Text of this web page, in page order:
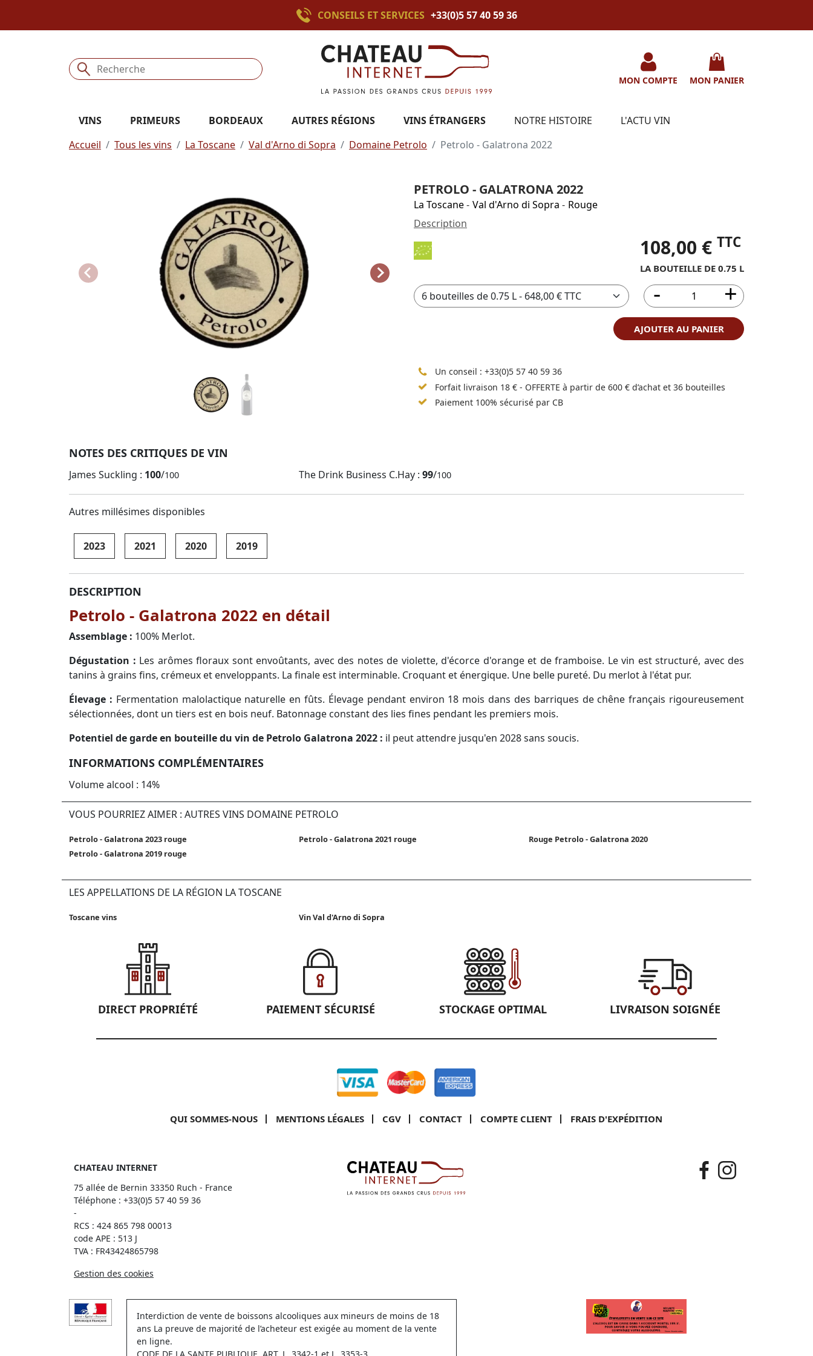
CONSEILS ET SERVICES +33(0)5 57 40 59 36
MON COMPTE MON PANIER
VINS PRIMEURS BORDEAUX AUTRES RÉGIONS VINS ÉTRANGERS NOTRE HISTOIRE
L'ACTU VIN
Accueil
Tous les vins La Toscane Val d'Arno di Sopra Domaine Petrolo Petrolo - Galatrona 2022
PETROLO - GALATRONA 2022
La Toscane- Val d'Arno di Sopra - Rouge
Description
108,00 € TTC
LA BOUTEILLE DE 0.75 L
AJOUTER AU PANIER
Un conseil : +33(0)5 57 40 59 36
Forfait livraison 18 € - OFFERTE à partir de 600 € d’achat et 36 bouteilles
Paiement 100% sécurisé par CB
NOTES DES CRITIQUES DE VIN
James Suckling : 100/100 The Drink Business C.Hay : 99/100
Autres millésimes disponibles
2023 2021 2020 2019
DESCRIPTION
Petrolo - Galatrona 2022 en détail
Assemblage : 100% Merlot.
Dégustation : Les arômes floraux sont envoûtants, avec des notes de violette, d'écorce d'orange et de framboise. Le vin est structuré, avec des
tanins à grains fins, crémeux et enveloppants. La finale est interminable. Croquant et énergique. Une belle pureté. Du merlot à l'état pur.
Élevage : Fermentation malolactique naturelle en fûts. Élevage pendant environ 18 mois dans des barriques de chêne français rigoureusement
sélectionnées, dont un tiers est en bois neuf. Batonnage constant des lies fines pendant les premiers mois.
Potentiel de garde en bouteille du vin de Petrolo Galatrona 2022 : il peut attendre jusqu'en 2028 sans soucis.
INFORMATIONS COMPLÉMENTAIRES
Volume alcool : 14%
VOUS POURRIEZ AIMER : AUTRES VINS DOMAINE PETROLO
Petrolo - Galatrona 2023 rouge Petrolo - Galatrona 2021 rouge
Rouge Petrolo - Galatrona 2020
Petrolo - Galatrona 2019 rouge
LES APPELLATIONS DE LA RÉGION LA TOSCANE
Toscane vins Vin Val d'Arno di Sopra
DIRECT PROPRIÉTÉ PAIEMENT SÉCURISÉ STOCKAGE OPTIMAL LIVRAISON SOIGNÉE
QUI SOMMES-NOUS MENTIONS LÉGALES CGV CONTACT COMPTE CLIENT FRAIS D'EXPÉDITION
CHATEAU INTERNET
75 allée de Bernin 33350 Ruch - France
Téléphone : +33(0)5 57 40 59 36
-
RCS : 424 865 798 00013
code APE : 513 J
TVA : FR43424865798
Gestion des cookies
Interdiction de vente de boissons alcooliques aux mineurs de moins de 18
ans La preuve de majorité de l’acheteur est exigée au moment de la vente
en ligne.